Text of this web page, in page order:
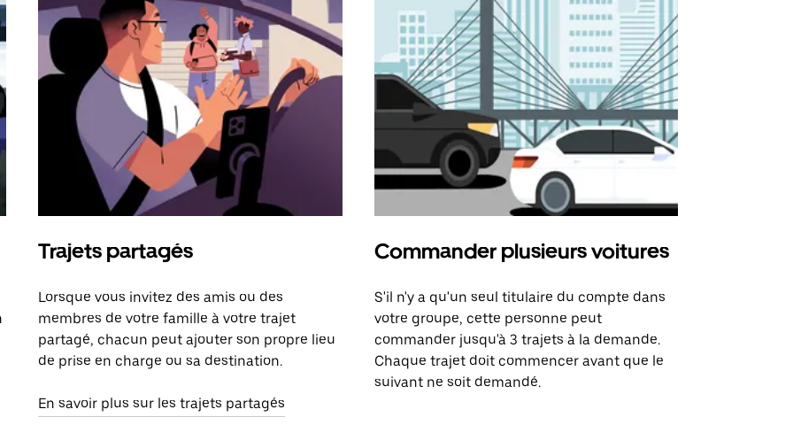
Trajets partagés
Lorsque vous invitez des amis ou des
membres de votre famille à votre trajet
partagé, chacun peut ajouter son propre lieu
de prise en charge ou sa destination.
En savoir plus sur les trajets partagés
Commander plusieurs voitures
S'il n'y a qu'un seul titulaire du compte dans
votre groupe, cette personne peut
commander jusqu'à 3 trajets à la demande.
Chaque trajet doit commencer avant que le
suivant ne soit demandé.